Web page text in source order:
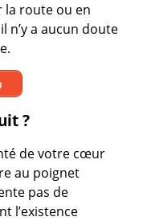
la route ou en
n’y a aucun doute
?
de votre cœur
au poignet
pas de
l’existence